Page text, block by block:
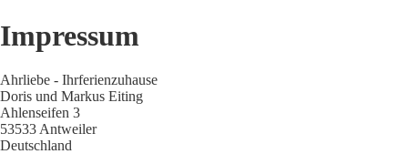
Impressum
Ahrliebe - Ihrferienzuhause
Doris und Markus Eiting
Ahlenseifen 3
53533 Antweiler
Deutschland